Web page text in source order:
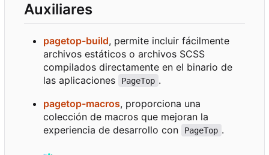
Auxiliares
pagetop-build, permite incluir fácilmente
archivos estáticos o archivos SCSS
compilados directamente en el binario de
las aplicaciones
PageTop .
pagetop-macros, proporciona una
colección de macros que mejoran la
experiencia de desarrollo con
PageTop .